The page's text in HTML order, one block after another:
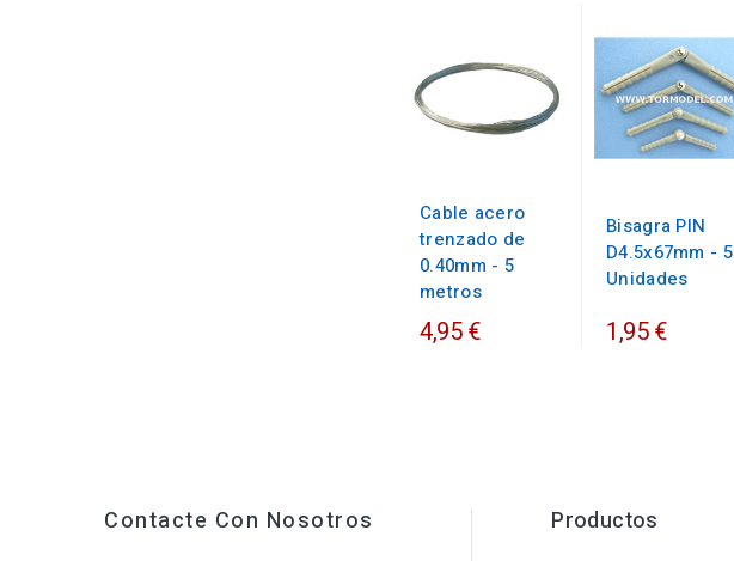
Cable acero
trenzado de
0.40mm - 5
metros
4,95 €
Bisagra PIN
D4.5x67mm - 5
Unidades
1,95 €
Contacte Con Nosotros Productos